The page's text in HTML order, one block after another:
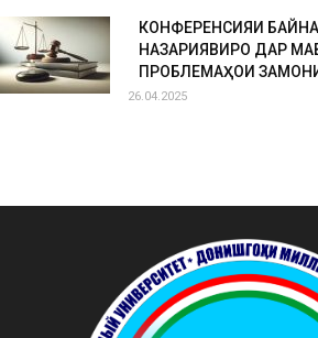
КОНФЕРЕНСИЯИ
НАЗАРИЯВИРО ДАР
ПРОБЛЕМАҲОИ
26.04.2025